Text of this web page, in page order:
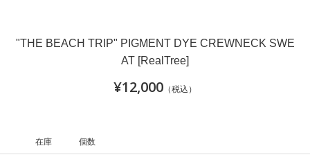
"THE BEACH TRIP" PIGMENT DYE CREWNECK SWE
AT [RealTree]
¥12,000 （税込）
在庫 個数